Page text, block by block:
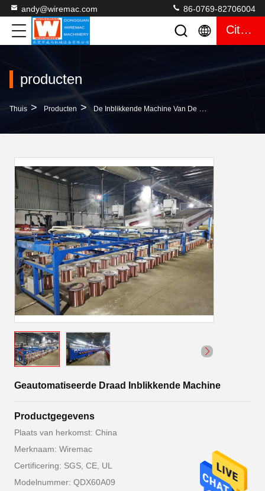
andy@wiremac.com 86-0769-82706004
Citaat
producten
Thuis > Producten > De Inblikkende Machine Van De Koperdraad
Geautomatiseerde Draad Inblikkende Machine
Productgegevens
Plaats van herkomst: China
Merknaam: Wiremac
Certificering: SGS, CE, UL
Modelnummer: QDX60A09